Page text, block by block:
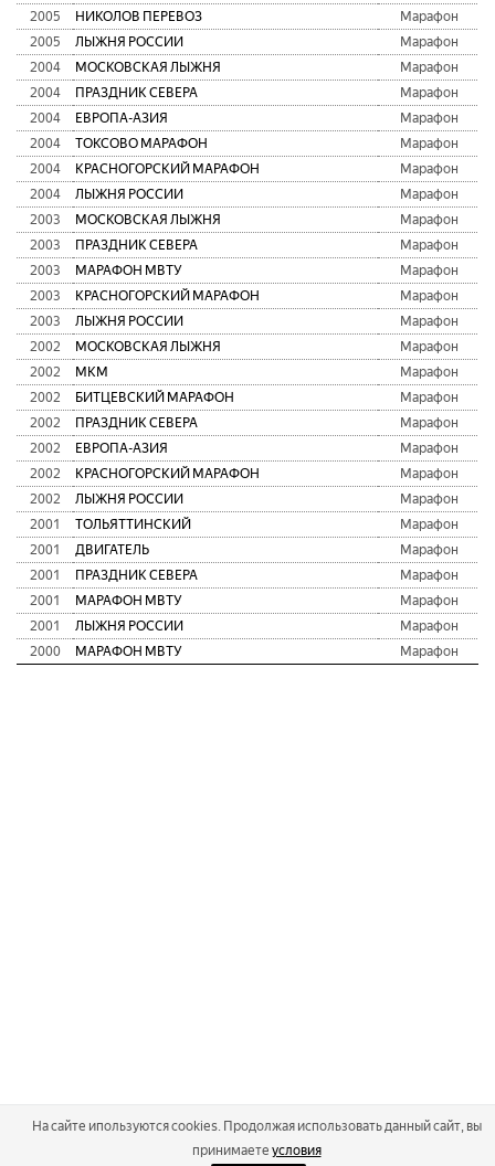
2005
НИКОЛОВ ПЕРЕВОЗ
Марафон
2005
ЛЫЖНЯ РОССИИ
Марафон
2004
МОСКОВСКАЯ ЛЫЖНЯ
Марафон
2004
ПРАЗДНИК СЕВЕРА
Марафон
2004
ЕВРОПА-АЗИЯ
Марафон
2004
ТОКСОВО МАРАФОН
Марафон
2004
КРАСНОГОРСКИЙ МАРАФОН
Марафон
2004
ЛЫЖНЯ РОССИИ
Марафон
2003
МОСКОВСКАЯ ЛЫЖНЯ
Марафон
2003
ПРАЗДНИК СЕВЕРА
Марафон
2003
МАРАФОН МВТУ
Марафон
2003
КРАСНОГОРСКИЙ МАРАФОН
Марафон
2003
ЛЫЖНЯ РОССИИ
Марафон
2002
МОСКОВСКАЯ ЛЫЖНЯ
Марафон
2002
МКМ
Марафон
2002
БИТЦЕВСКИЙ МАРАФОН
Марафон
2002
ПРАЗДНИК СЕВЕРА
Марафон
2002
ЕВРОПА-АЗИЯ
Марафон
2002
КРАСНОГОРСКИЙ МАРАФОН
Марафон
2002
ЛЫЖНЯ РОССИИ
Марафон
2001
ТОЛЬЯТТИНСКИЙ
Марафон
2001
ДВИГАТЕЛЬ
Марафон
2001
ПРАЗДНИК СЕВЕРА
Марафон
2001
МАРАФОН МВТУ
Марафон
2001
ЛЫЖНЯ РОССИИ
Марафон
2000
МАРАФОН МВТУ Марафон
На сайте ипользуются cookies. Продолжая использовать данный сайт, вы
принимаете условия